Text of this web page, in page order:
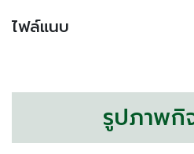
ไฟล์แนบ
รูปภาพกิ